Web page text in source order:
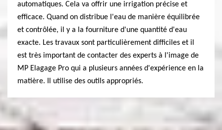
automatiques. Cela va offrir une irrigation précise et
efficace. Quand on distribue l'eau de manière équilibrée
et contrôlée, il y a la fourniture d'une quantité d'eau
exacte. Les travaux sont particulièrement difficiles et il
est très important de contacter des experts à l'image de
MP Elagage Pro qui a plusieurs années d'expérience en la
matière. Il utilise des outils appropriés.